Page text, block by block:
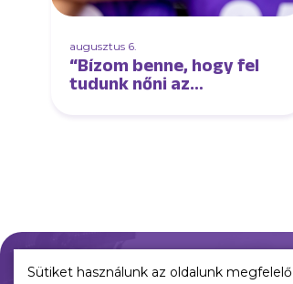
augusztus 6.
“Bízom benne, hogy fel
tudunk nőni az
Sütiket használunk az oldalunk megfelelő